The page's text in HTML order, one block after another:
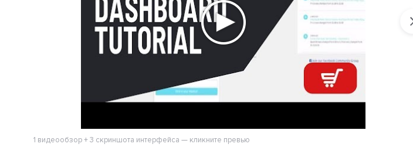
1 видеообзор + 3 скриншота интерфейса — кликните превью